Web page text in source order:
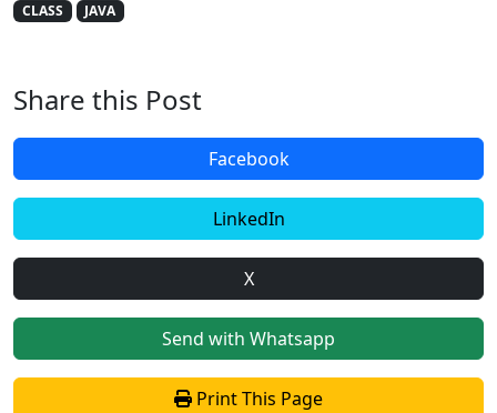
CLASS JAVA
Share this Post
Facebook
LinkedIn
X
Send with Whatsapp
Print This Page